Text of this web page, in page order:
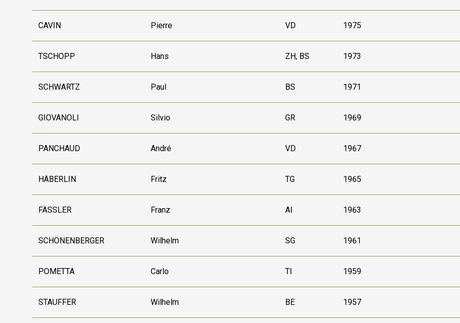
CAVIN Pierre VD 1975
TSCHOPP Hans ZH, BS 1973
SCHWARTZ Paul BS 1971
GIOVANOLI Silvio GR 1969
PANCHAUD André VD 1967
HÄBERLIN Fritz TG 1965
FÄSSLER Franz AI 1963
SCHÖNENBERGER Wilhelm SG 1961
POMETTA Carlo TI 1959
STAUFFER Wilhelm BE 1957